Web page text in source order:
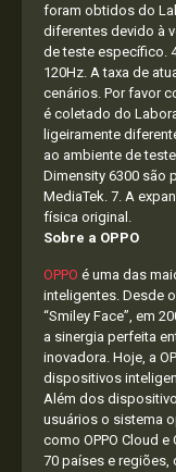
foram obtidos do
diferentes devido à
de teste específico.
120Hz. A taxa de
cenários. Por favor
é coletado do
ligeiramente
ao ambiente de
Dimensity 6300 são
MediaTek. 7. A
física original.
Sobre a OPPO
OPPO é uma das
inteligentes. Desde
“Smiley Face”, em
a sinergia perfeita
inovadora. Hoje, a
dispositivos
Além dos
usuários o sistema
como OPPO Cloud e
70 países e regiões,